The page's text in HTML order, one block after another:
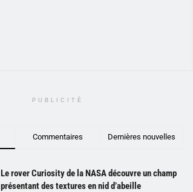
PUBLICITÉ
Commentaires Dernières nouvelles
Le rover Curiosity de la NASA découvre un champ
présentant des textures en nid d’abeille